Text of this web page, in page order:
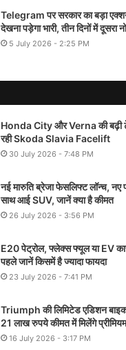
Telegram पर सरकार का बड़ा
देखना पड़ेगा भारी, तीन दिनों में दूसरा
5 July 2026 - 2:25 PM
Honda City और Verna की बढ़ी
रही Skoda Slavia Facelift
30 July 2026 - 7:48 PM
नई मारुति ब्रेजा फेसलिफ्ट लॉन्च, नए
साथ आई SUV, जानें क्या है कीमत
26 July 2026 - 3:56 PM
E20 पेट्रोल, फ्लेक्स फ्यूल या EV
पहले जानें किसमें है ज्यादा फायदा
23 July 2026 - 7:41 PM
Triumph की लिमिटेड एडिशन बाइक
21 लाख रुपये कीमत में मिलेंगे
16 July 2026 - 3:17 PM